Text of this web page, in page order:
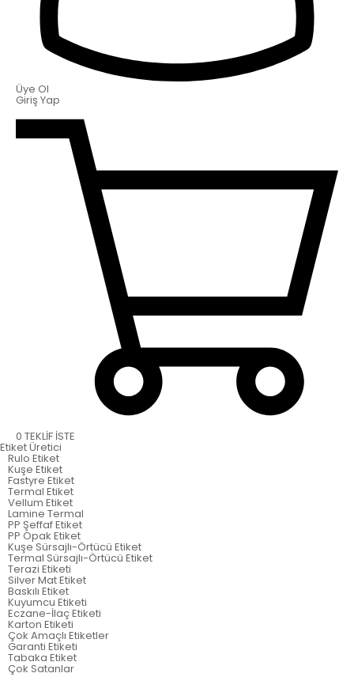
Üye Ol
Giriş Yap
0 TEKLİF İSTE
EtiketÜretici
Rulo Etiket
Kuşe Etiket
Fastyre Etiket
Termal Etiket
Vellum Etiket
Lamine Termal
PP Şeffaf Etiket
PP Opak Etiket
Kuşe Sürsajlı-Örtücü Etiket
Termal Sürsajlı-Örtücü Etiket
Terazi Etiketi
Silver Mat Etiket
Baskılı Etiket
Kuyumcu Etiketi
Eczane-İlaç Etiketi
Karton Etiketi
Çok Amaçlı Etiketler
Garanti Etiketi
Tabaka Etiket
Çok Satanlar